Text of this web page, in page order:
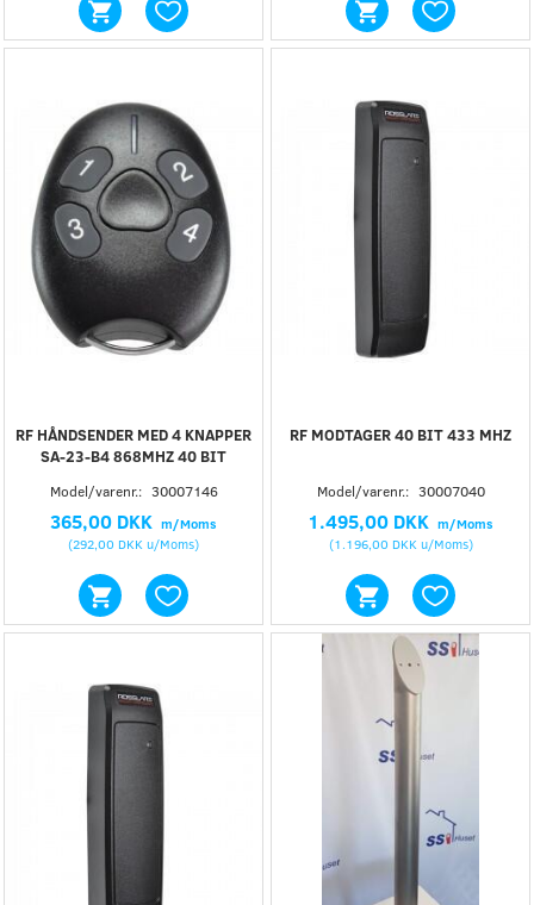
RF HÅNDSENDER MED 4 KNAPPER
SA-23-B4 868MHZ 40 BIT
Model/varenr.: 30007146
365,00 DKK m/Moms
(292,00 DKK u/Moms)
RF MODTAGER 40 BIT 433 MHZ
Model/varenr.: 30007040
1.495,00 DKK m/Moms
(1.196,00 DKK u/Moms)